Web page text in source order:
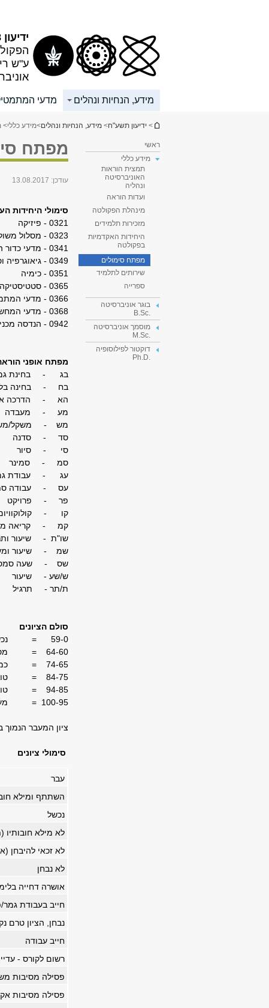
ידיעון 2017/18
ע"ש
מידע, הנחיות ונהלים מדעי
הינך נמצא כאן
> ידיעון תשע"ח> מידע, הנחיות ונהלים>מידע כללי>
ראשי
מידע כללי
תמצית הוראות
האוניברסיטה
ונהליה
ועדות הוראה
מינהלת הפקולטה
מזכירות תלמידים
היחידות האקדמיות
בפקולטה
מפתח סימולים
שירותים לתלמיד
ספרייה
בוגר אוניברסיטה
.B.Sc
מוסמך אוניברסיטה
.M.Sc
דוקטור לפילוסופיה
.Ph.D
מפתח
עודכן: 13.08.2017
סימולי היחידות
0321 - פיזיקה
0323 - מסלול משולב מתמטיקה-פיזיקה
0341 - מדעי כדור
0349 - גיאוגרפיה וסביבת האדם
0351 - כימיה
0365 - סטטיסטיקה
0366 - מדעי
0368 - מדעי
0942 - הנדסה מכנית ובמדעי כדור הארץ עם הדגש בלימודי סביבה
מפתח אופני
בג - בחינת
בח - בחינה
הא - הדרכה
מע - מעבדה
מש - משקל/
סד - סדנה
סי - סיור
סמ - סמינר
עג - עבודת
עס - עבודה
פר - פרויקט
קו -
קמ - קריאה
שו"ת - שיעור
שמ - שיעור
שס - שעה
ש/שע - שיעור
ת/תר - תרגיל
סולם הציונים
59-0 = נכשל
64-60 = מספיק
74-65 = כמעט טוב
84-75 = טוב
94-85 = טוב מאוד
100-95 = מעולה
ציון המעבר הנמוך
סימולי ציונים
עבר
השתתף ומילא
נכשל
לא מילא חובותיו
לא זכאי להיבחן
לא נבחן
אושרה דחייה
חייב בעבודת גמר/
נבחן, הציון טרם
חייב עבודה
רשום לקורס -
פסילה מסיבות
פסילה מסיבות